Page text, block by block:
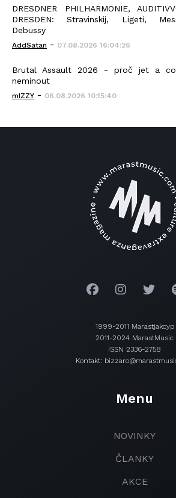
DRESDNER PHILHARMONIE,
DRESDEN: Stravinskij, Ligeti,
Debussy
AddSatan - 07.08.2026 16:04:26
Brutal Assault 2026 - proč jet a
neminout
mIZZY - 06.08.2026 10:15:40
1999-2011 Marastjakcyp
2011-2024 MarastMusic
ISSN 2336-2758
Kontakt:
Menu
NOVINKY
ČLANKY
AKCE